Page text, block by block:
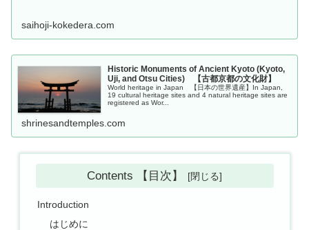
saihoji-kokedera.com
Historic Monuments of Ancient Kyoto (Kyoto,
Uji, and Otsu Cities) 【古都京都の文化財】
World heritage in Japan 【日本の世界遺産】In Japan,
19 cultural heritage sites and 4 natural heritage sites are
registered as Wor...
shrinesandtemples.com
Contents 【目次】
Introduction
はじめに